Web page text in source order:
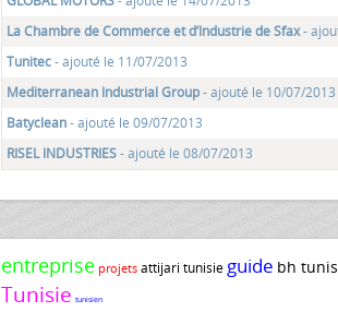
La Chambre de Commerce et d’Industrie de Sfax-
Tunitec- ajouté le 11/07/2013
Mediterranean Industrial Group- ajouté le 10/07/2013
Batyclean- ajouté le 09/07/2013
RISEL INDUSTRIES- ajouté le 08/07/2013
entreprise projets attijari tunisie guide bh
Tunisie tunisien